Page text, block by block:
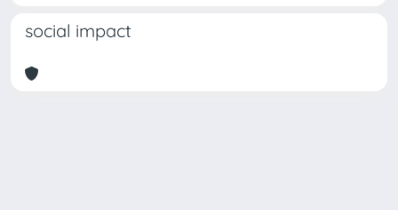
social impact